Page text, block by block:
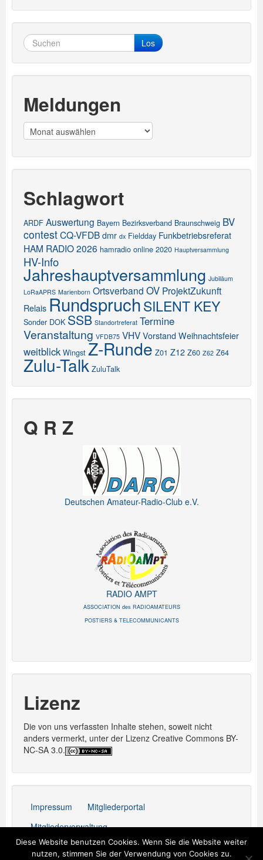
Los
Meldungen
Meldungen
Schlagwort
ARDF Auswertung Bayern Bezirksverband Braunschweig BV
contestCQ-VFDB dmr dx Fieldday Funkbetriebsreferat
HAM RADIO 2026 hamradio online 2020 Hauptversammlung
HV-Info
Jahreshauptversammlung Jubiläum
LoRaAPRS Marienborn Ortsverband OV ProjektZukunft
Relais RundspruchSILENT KEY
Sonder DOK SSB Standortreferat Termine
Veranstaltung VFDB75 VHV Vorstand Weihnachtsfeier
weitblick Wingst Z-Runde Z01 Z12 Z60 Z62 Z64
Zulu-Talk ZuluTalk
Q R Z
Deutschen Amateur-Radio-Club e.V.
RADIO AMPT
ASSOCIATION des RADIOAMATEURS
POSTIERS & TELECOMMUNICANTS
Lizenz
Die von uns verfassten Inhalte stehen, soweit nicht
anders vermerkt, unter der Lizenz Creative Commons BY-
NC-SA 3.0.
Impressum
Mitgliederportal
Mitgliederverwaltung
Stolz präsentiert von WordPress
Diese Website benutzen Cookies. Wenn Sie die Website weiter
nutzen, stimmen Sie der Verwendung von Cookies zu.